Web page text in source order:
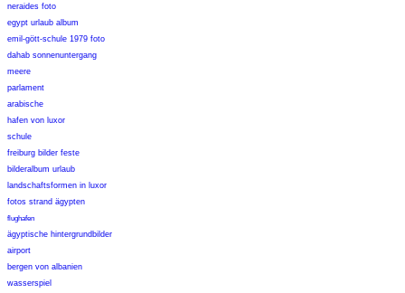
neraides foto
egypt urlaub album
emil-gött-schule 1979 foto
dahab sonnenuntergang
meere
parlament
arabische
hafen von luxor
schule
freiburg bilder feste
bilderalbum urlaub
landschaftsformen in luxor
fotos strand ägypten
flughafen
ägyptische hintergrundbilder
airport
bergen von albanien
wasserspiel